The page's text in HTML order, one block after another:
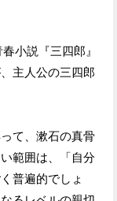
小説『三四郎』
主人公の三四郎
て、漱石の真骨
範囲は、「自分
普遍的でしょ